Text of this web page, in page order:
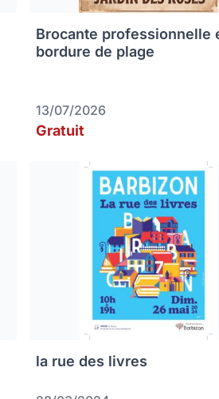
Brocante professionnelle
bordure de plage
13/07/2026
Gratuit
la rue des livres